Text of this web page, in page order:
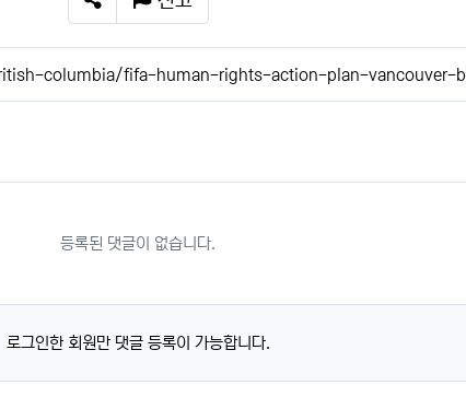
SNS 공유
columbia/fifa-human-rights-action-plan-vancouver-
등록된 댓글이 없습니다.
로그인한 회원만 댓글 등록이 가능합니다.